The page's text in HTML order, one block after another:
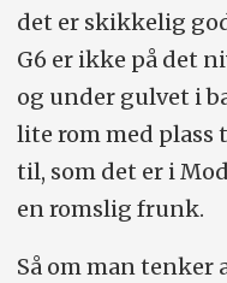
det er skikkelig
G6 er ikke på det
og under gulvet i
lite rom med plass
til, som det er i
en romslig frunk.
Så om man tenker